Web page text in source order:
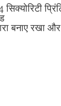
बनाए रखा